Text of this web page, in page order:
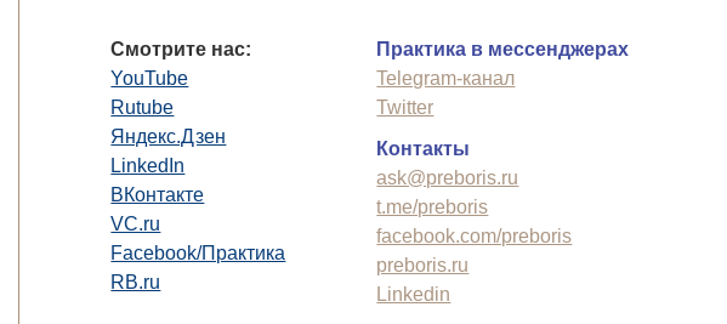
Смотрите нас:
YouTube
Rutube
Яндекс.Дзен
LinkedIn
ВКонтакте
VC.ru
Facebook/Практика
RB.ru
Практика в мессенджерах
Telegram-канал
Twitter
Контакты
ask@preboris.ru
t.me/preboris
facebook.com/preboris
preboris.ru
Linkedin